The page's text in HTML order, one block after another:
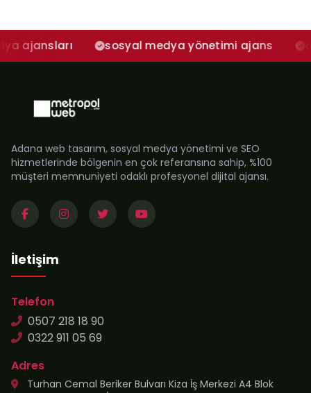
sosyal medya yönetimi ajans adana
Adana web tasarım, sosyal medya yönetimi ve SEO
hizmetlerinde bölgenin en çok referansına sahip, %100
müşteri memnuniyeti odaklı profesyonel dijital ajansı.
İletişim
Telefon
0507 218 18 90
0322 911 05 69
Adres
Turhan Cemal Beriker Bulvarı Kiza İş Merkezi A4 Blok